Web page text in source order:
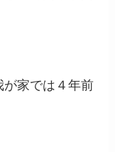
が家では４年前